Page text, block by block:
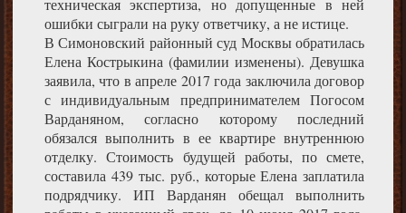
техническая экспертиза, но допущенные в ней
ошибки сыграли на руку ответчику, а не истице.
В Симоновский районный суд Москвы обратилась
Елена Кострыкина (фамилии изменены). Девушка
заявила, что в апреле 2017 года заключила договор
с индивидуальным предпринимателем Погосом
Варданяном, согласно которому последний
обязался выполнить в ее квартире внутреннюю
отделку. Стоимость будущей работы, по смете,
составила 439 тыс. руб., которые Елена заплатила
подрядчику. ИП Варданян обещал выполнить